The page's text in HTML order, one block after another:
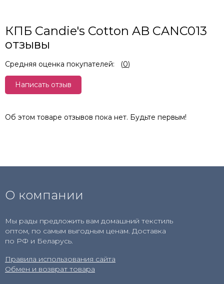
КПБ Candie's Cotton AB CANC013
отзывы
Средняя оценка покупателей: (0)
Написать отзыв
Об этом товаре отзывов пока нет. Будьте первым!
О компании
Мы рады предложить вам домашний текстиль
оптом, по самым выгодным ценам. Доставка
по РФ и Беларусь.
Правила использования сайта
Обмен и возврат товара